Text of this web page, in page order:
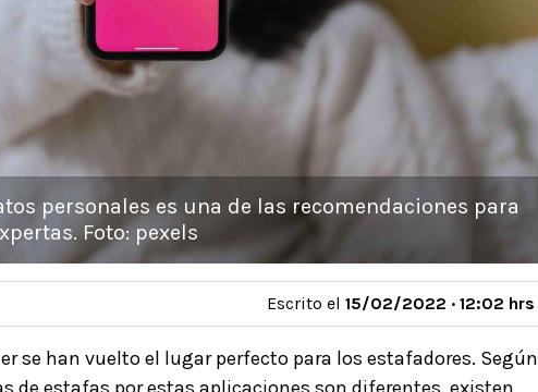
personales es una de las recomendaciones para
Foto: pexels
Escrito el 15/02/2022 · 12:02 hrs
se han vuelto el lugar perfecto para los estafadores. Según